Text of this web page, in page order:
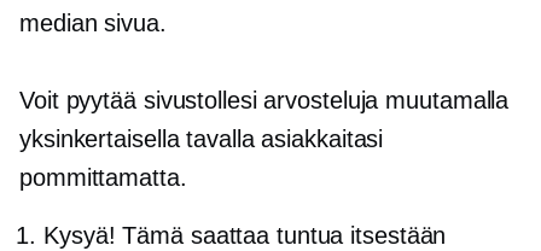
median sivua.
Voit pyytää sivustollesi arvosteluja muutamalla
yksinkertaisella tavalla asiakkaitasi
pommittamatta.
Kysyä! Tämä saattaa tuntua itsestään